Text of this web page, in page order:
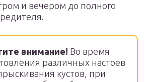
и вечером до полного
внимание! Во время
различных настоев
кустов, при